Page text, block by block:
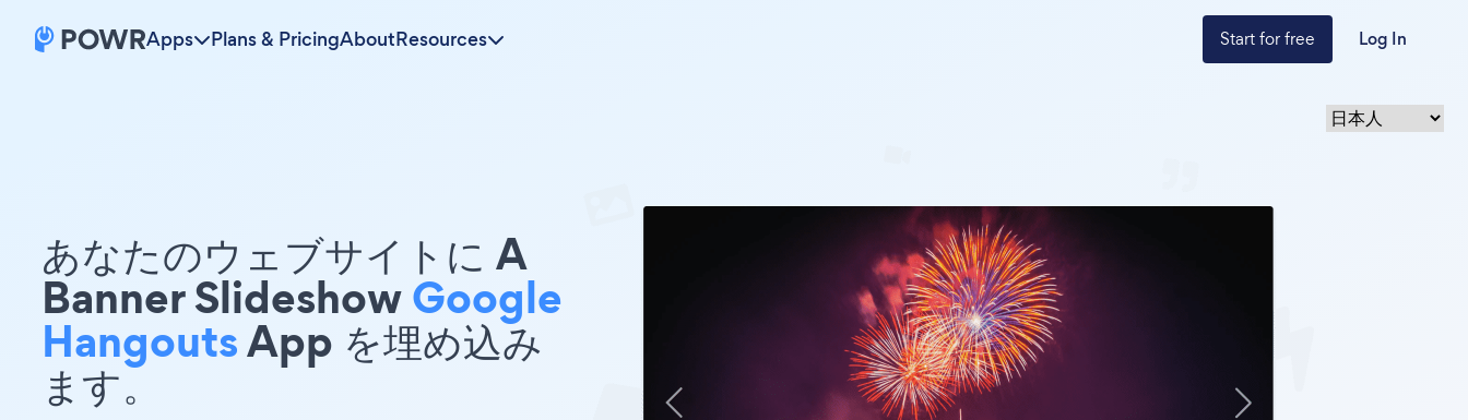
Apps Plans & PricingAboutResources Start for free Log In
あなたのウェブサイトに A
Banner SlideshowGoogle
HangoutsApp を埋め込み
ます。